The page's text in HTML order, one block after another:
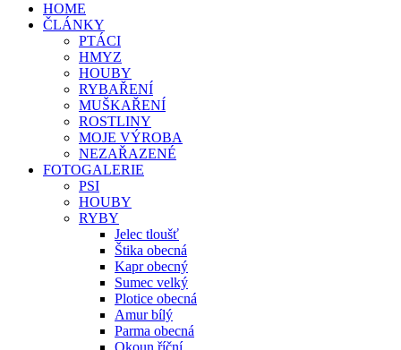
HOME
ČLÁNKY
PTÁCI
HMYZ
HOUBY
RYBAŘENÍ
MUŠKAŘENÍ
ROSTLINY
MOJE VÝROBA
NEZAŘAZENÉ
FOTOGALERIE
PSI
HOUBY
RYBY
Jelec tloušť
Štika obecná
Kapr obecný
Sumec velký
Plotice obecná
Amur bílý
Parma obecná
Okoun říční